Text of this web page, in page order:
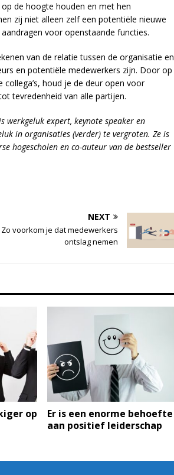
de hoogte houden en met hen
zij niet alleen zelf een potentiële nieuwe
voor openstaande functies.
van de relatie tussen de organisatie en
en potentiële medewerkers zijn. Door op
houd je de deur open voor
tevredenheid van alle partijen.
werkgeluk expert, keynote speaker en
in organisaties (verder) te vergroten. Ze is
hogescholen en co-auteur van de bestseller
NEXT
Zo voorkom je dat medewerkers
ontslag nemen
op
Er is een enorme behoefte
aan positief leiderschap